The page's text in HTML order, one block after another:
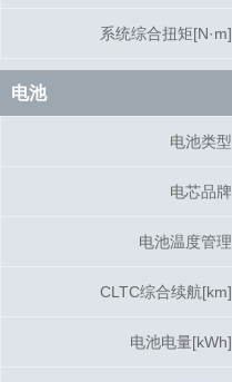
系统综合扭矩[N·m]
电池
电池类型
电芯品牌
电池温度管理
CLTC综合续航[km]
电池电量[kWh]
系统综合扭矩[N·m]
电池
电池类型
电芯品牌
电池温度管理
CLTC综合续航[km]
电池电量[kWh]